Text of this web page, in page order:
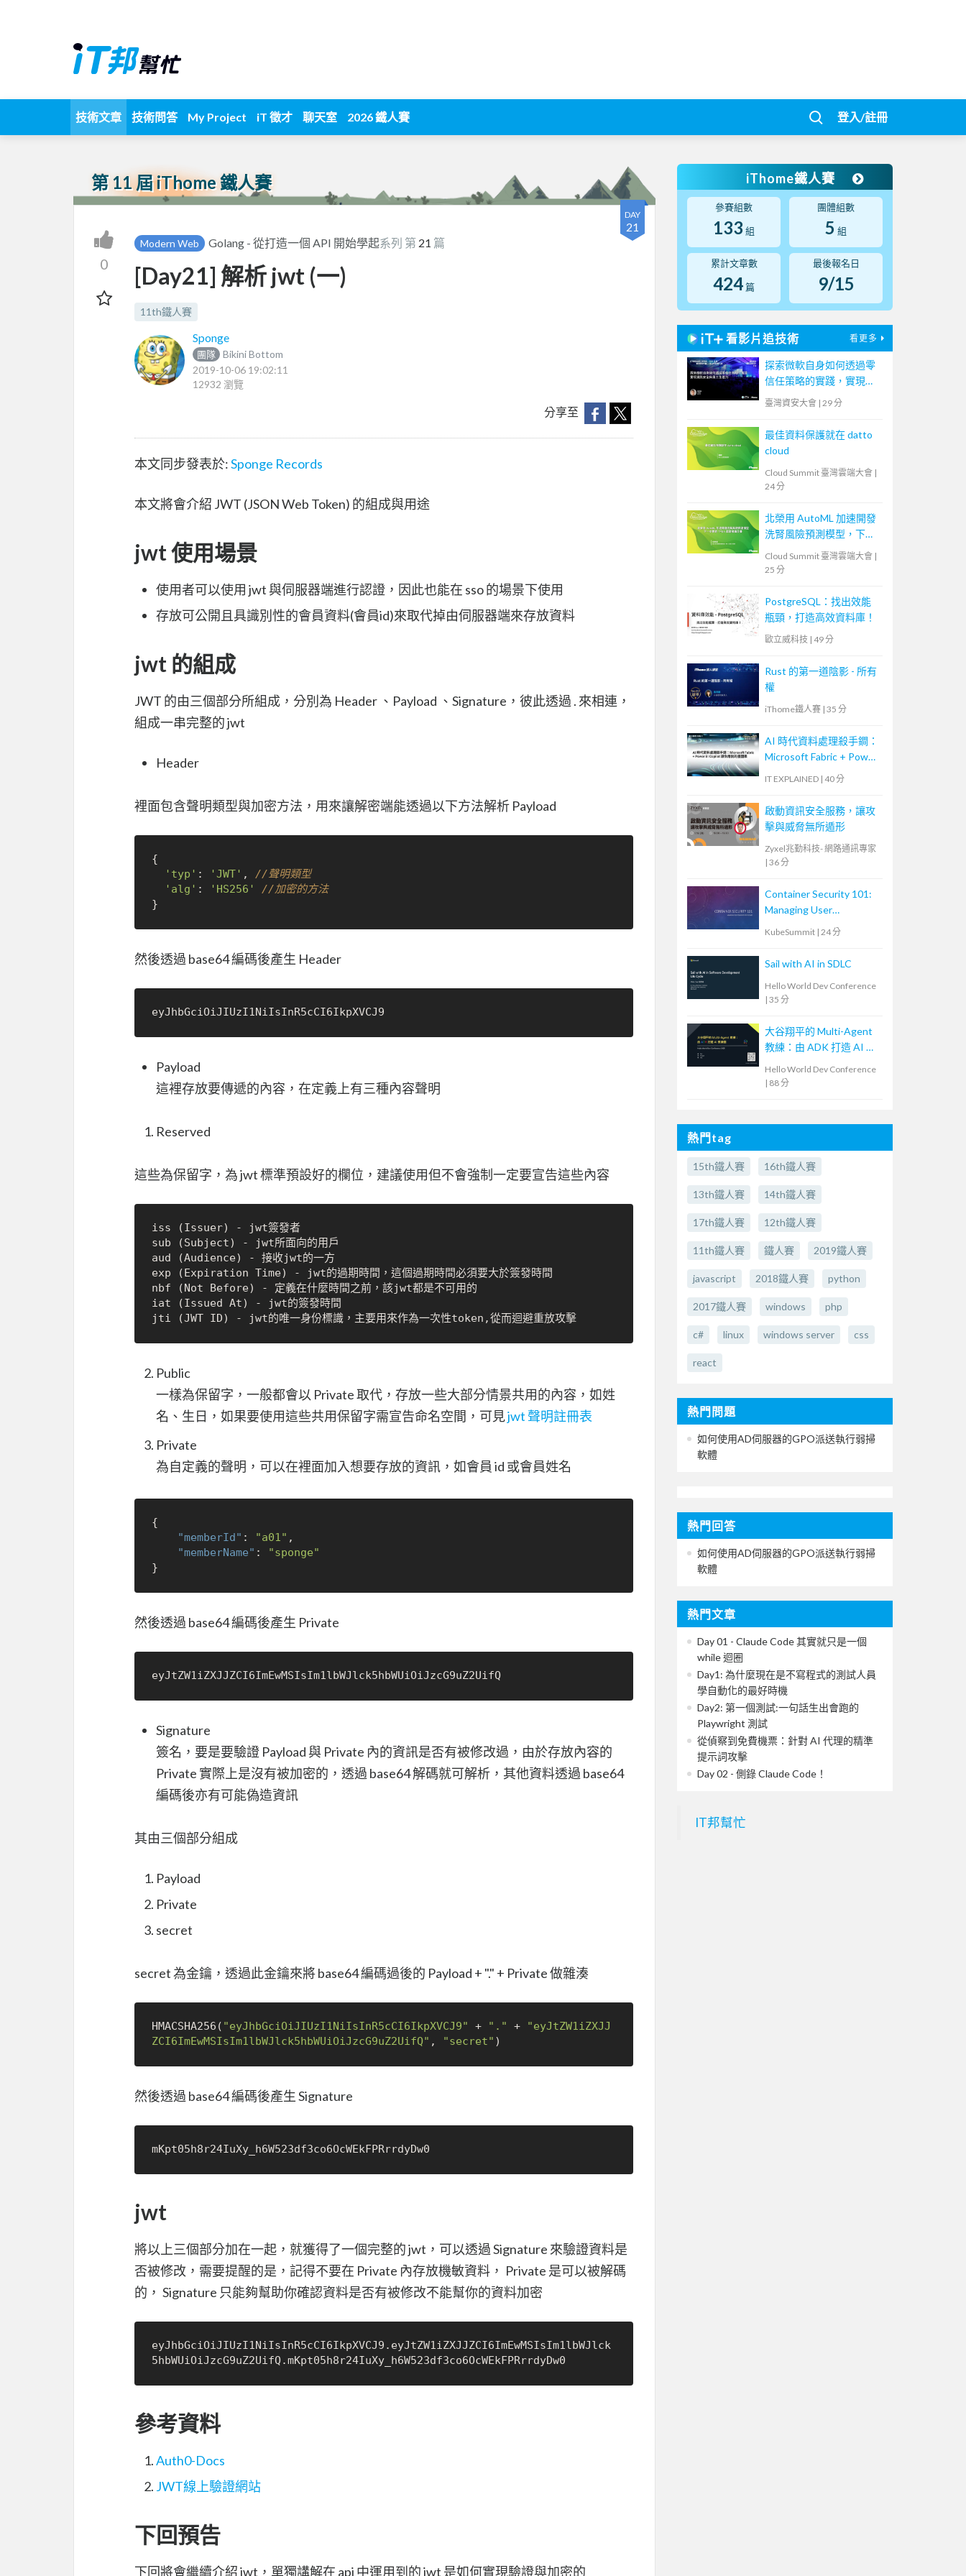
技術文章 技術問答 My Project iT 徵才 聊天室 2026 鐵人賽 登入/註冊
第 11 屆 iThome 鐵人賽
DAY
21
0
Modern Web Golang - 從打造一個 API 開始學起系列 第 21 篇
[Day21] 解析 jwt (一)
11th鐵人賽
Sponge
團隊
Bikini Bottom
2019-10-06 19:02:11
12932 瀏覽
分享至
本文同步發表於:Sponge Records
本文將會介紹 JWT (JSON Web Token) 的組成與用途
jwt 使用場景
使用者可以使用 jwt 與伺服器端進行認證，因此也能在 sso 的場景下使用
存放可公開且具識別性的會員資料(會員id)來取代掉由伺服器端來存放資料
jwt 的組成
JWT 的由三個部分所組成，分別為 Header 、Payload 、Signature，彼此透過 . 來相連，
組成一串完整的 jwt
Header
裡面包含聲明類型與加密方法，用來讓解密端能透過以下方法解析 Payload
{
'typ' : 'JWT' , //聲明類型
'alg' : 'HS256'
//加密的方法
然後透過 base64 編碼後產生 Header
Payload
這裡存放要傳遞的內容，在定義上有三種內容聲明
Reserved
這些為保留字，為 jwt 標準預設好的欄位，建議使用但不會強制一定要宣告這些內容
iss (Issuer) - jwt簽發者
sub (Subject) - jwt所面向的用戶
aud (Audience) - 接收jwt的一方
exp (Expiration Time) - jwt的過期時間，這個過期時間必須要大於簽發時間
nbf (Not Before) - 定義在什麼時間之前，該jwt都是不可用的
iat (Issued At) - jwt的簽發時間
jti (JWT ID) - jwt的唯一身份標識，主要用來作為一次性token,從而迴避重放攻擊
Public
一樣為保留字，一般都會以 Private 取代，存放一些大部分情景共用的內容，如姓
名、生日，如果要使用這些共用保留字需宣告命名空間，可見jwt 聲明註冊表
Private
為自定義的聲明，可以在裡面加入想要存放的資訊，如會員 id 或會員姓名
{
"memberId" : "a01" ,
"memberName" :
"sponge"
}
然後透過 base64 編碼後產生 Private
eyJtZW1iZXJJZCI6ImEwMSIsIm1lbWJlck5hbWUiOiJzcG9uZ2UifQ
Signature
簽名，要是要驗證 Payload 與 Private 內的資訊是否有被修改過，由於存放內容的
Private 實際上是沒有被加密的，透過 base64 解碼就可解析，其他資料透過 base64
編碼後亦有可能偽造資訊
其由三個部分組成
Payload
Private
secret
secret 為金鑰，透過此金鑰來將 base64 編碼過後的 Payload + "." + Private 做雜湊
HMACSHA256( "eyJhbGciOiJIUzI1NiIsInR5cCI6IkpXVCJ9" + "." +
"eyJtZW1iZXJJ
ZCI6ImEwMSIsIm1lbWJlck5hbWUiOiJzcG9uZ2UifQ" , "secret"
然後透過 base64 編碼後產生 Signature
jwt
將以上三個部分加在一起，就獲得了一個完整的 jwt，可以透過 Signature 來驗證資料是
否被修改，需要提醒的是，記得不要在 Private 內存放機敏資料， Private 是可以被解碼
的， Signature 只能夠幫助你確認資料是否有被修改不能幫你的資料加密
eyJhbGciOiJIUzI1NiIsInR5cCI6IkpXVCJ9.eyJtZW1iZXJJZCI6ImEwMSIsIm1lbWJlck
參考資料
Auth0-Docs
JWT線上驗證網站
下回預告
下回將會繼續介紹 jwt，單獨講解在 api 中運用到的 jwt 是如何實現驗證與加密的
iThome鐵人賽
參賽組數
133 組
團體組數
5 組
累計文章數
424 篇
最後報名日
9/15
看影片追技術 看更多
探索微軟自身如何透過零
信任策略的實踐，實現資
訊安全與員工生產力
臺灣資安大會 | 29 分
最佳資料保護就在 datto
cloud
Cloud Summit 臺灣雲端大會 |
24 分
北榮用 AutoML 加速開發
洗腎風險預測模型，下一
步要取 TFDA 認證推廣全
臺
Cloud Summit 臺灣雲端大會 |
25 分
PostgreSQL：找出效能
瓶頸，打造高效資料庫！
歐立威科技 | 49 分
Rust 的第一道陰影 - 所有
權
iThome鐵人賽 | 35 分
AI 時代資料處理殺手鐧：
Microsoft Fabric + Power
BI Copilot 讓你用說的畫
IT EXPLAINED | 40 分
啟動資訊安全服務，讓攻
擊與威脅無所遁形
Zyxel兆勤科技- 網路通訊專家
| 36 分
Container Security 101:
Managing User
Permissions for Volumes
KubeSummit | 24 分
Sail with AI in SDLC
Hello World Dev Conference
| 35 分
大谷翔平的 Multi-Agent
教練：由 ADK 打造 AI 教
Hello World Dev Conference
| 88 分
熱門tag
15th鐵人賽 16th鐵人賽
13th鐵人賽 14th鐵人賽
17th鐵人賽 12th鐵人賽
11th鐵人賽 鐵人賽 2019鐵人賽
javascript 2018鐵人賽 python
2017鐵人賽 windows php
c# linux windows server css
react
熱門問題
如何使用AD伺服器的GPO派送執行弱掃
軟體
熱門回答
如何使用AD伺服器的GPO派送執行弱掃
軟體
熱門文章
Day 01 - Claude Code 其實就只是一個
while 迴圈
Day1: 為什麼現在是不寫程式的測試人員
學自動化的最好時機
Day2: 第一個測試:一句話生出會跑的
Playwright 測試
從偵察到免費機票：針對 AI 代理的精準
提示詞攻擊
Day 02 - 側錄 Claude Code！
IT邦幫忙